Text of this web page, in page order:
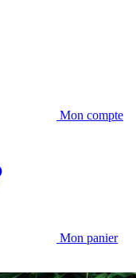
Mon compte
Mon panier